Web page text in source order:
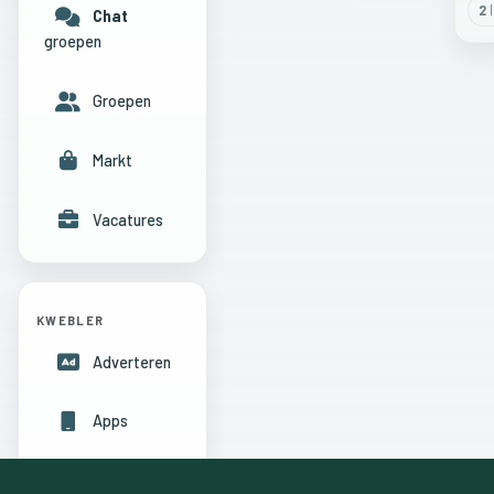
2
Chat
groepen
Groepen
Markt
Vacatures
KWEBLER
Adverteren
Apps